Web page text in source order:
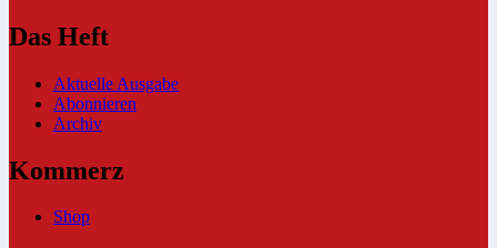
Das Heft
Aktuelle Ausgabe
Abonnieren
Archiv
Kommerz
Shop